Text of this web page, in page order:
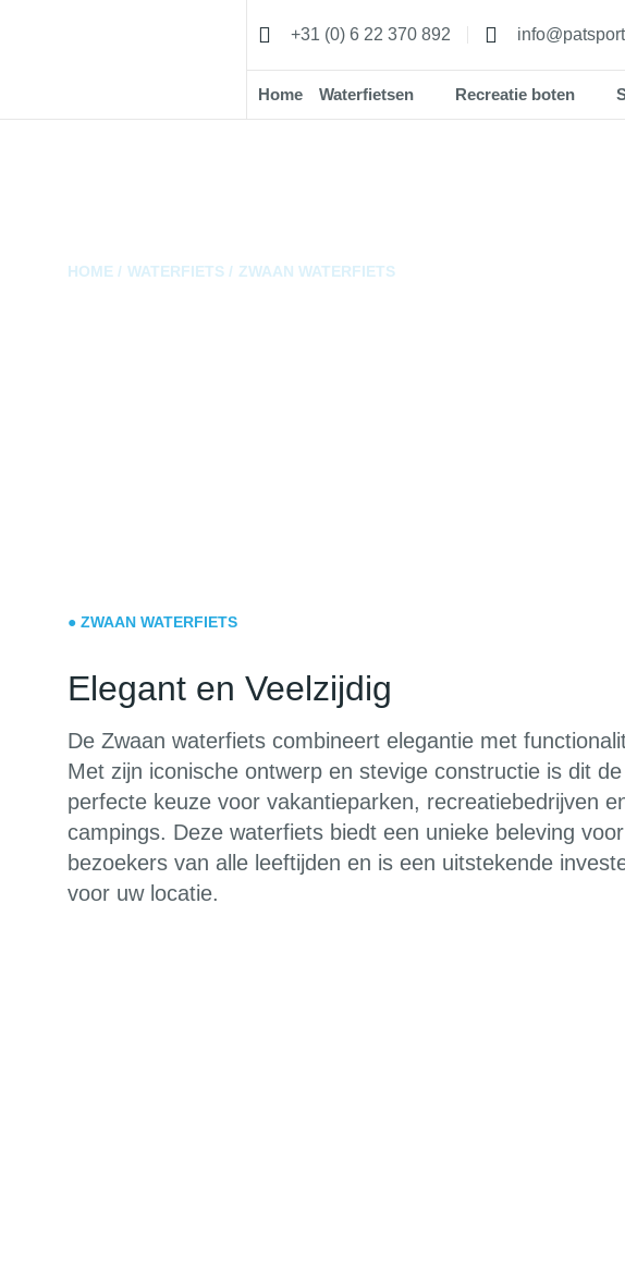
+31 (0) 6 22 370 892
Home Waterfietsen Recreatie boten
HOME / WATERFIETS / ZWAAN WATERFIETS
● ZWAAN WATERFIETS
Elegant en Veelzijdig
De Zwaan waterfiets combineert elegantie met
Met zijn iconische ontwerp en stevige constructie is dit de
perfecte keuze voor vakantieparken, recreatiebedrijven
campings. Deze waterfiets biedt een unieke beleving voor
bezoekers van alle leeftijden en is een uitstekende
voor uw locatie.